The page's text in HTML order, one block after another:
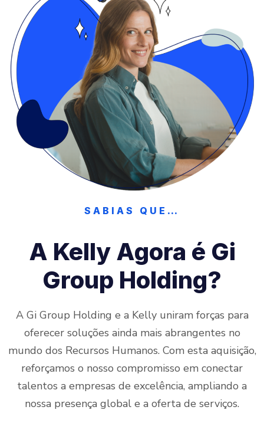
SABIAS QUE…
A Kelly Agora é Gi
Group Holding?
A Gi Group Holding e a Kelly uniram forças para
oferecer soluções ainda mais abrangentes no
mundo dos Recursos Humanos. Com esta aquisição,
reforçamos o nosso compromisso em conectar
talentos a empresas de excelência, ampliando a
nossa presença global e a oferta de serviços.